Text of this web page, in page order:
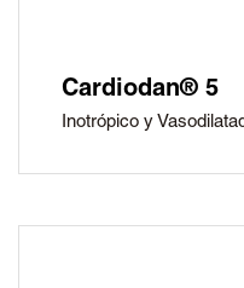
Cardiodan® 5
Inotrópico y